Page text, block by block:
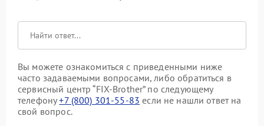
Вы можете ознакомиться с приведенными ниже
часто задаваемыми вопросами, либо обратиться в
сервисный центр “FIX-Brother” по следующему
телефону+7 (800) 301-55-83 если не нашли ответ на
свой вопрос.